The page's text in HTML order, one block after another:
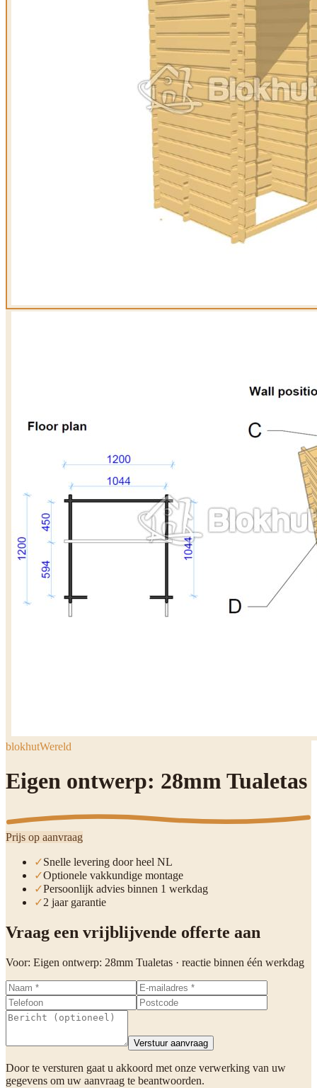
blokhutWereld
Eigen ontwerp: 28mm Tualetas
Prijs op aanvraag
✓Snelle levering door heel NL
✓Optionele vakkundige montage
✓Persoonlijk advies binnen 1 werkdag
✓2 jaar garantie
Vraag een vrijblijvende offerte aan
Voor: Eigen ontwerp: 28mm Tualetas · reactie binnen één werkdag
Verstuur aanvraag
Door te versturen gaat u akkoord met onze verwerking van uw
gegevens om uw aanvraag te beantwoorden.